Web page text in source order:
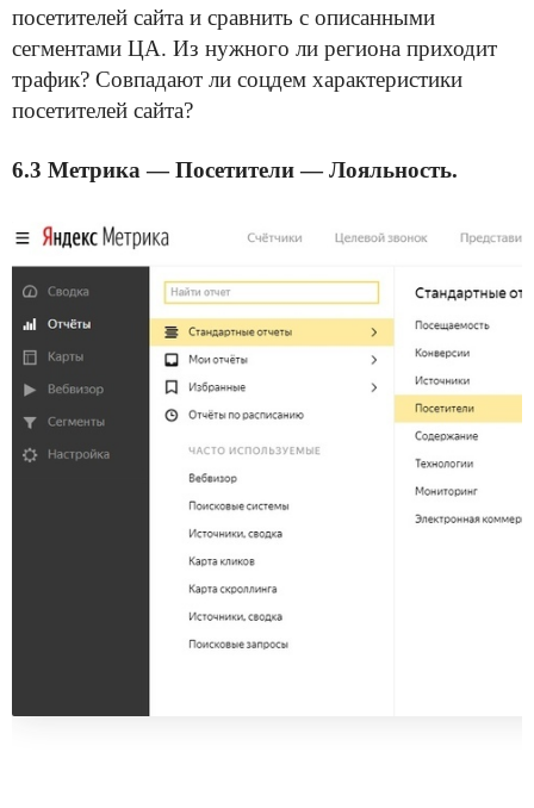
посетителей сайта и сравнить с описанными
сегментами ЦА. Из нужного ли региона приходит
трафик? Совпадают ли соцдем характеристики
посетителей сайта?
6.3 Метрика — Посетители — Лояльность.